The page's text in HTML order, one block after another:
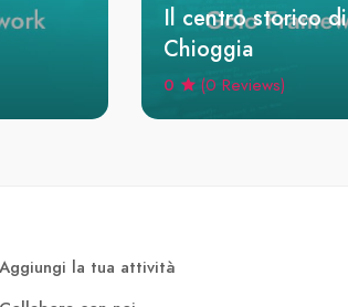
Il centro storico di
Chioggia
0 (0 Reviews)
Aggiungi la tua attività